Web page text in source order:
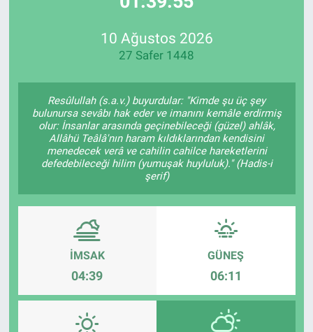
10 Ağustos 2026
27 Safer 1448
Resûlullah (s.a.v.) buyurdular: "Kimde şu üç şey
bulunursa sevâbı hak eder ve imanını kemâle erdirmiş
olur: İnsanlar arasında geçinebileceği (güzel) ahlâk,
Allâhü Teâlâ'nın haram kıldıklarından kendisini
menedecek verâ ve cahilin cahilce hareketlerini
defedebileceği hilim (yumuşak huyluluk)." (Hadis-i
şerif)
İMSAK
04:39
GÜNEŞ
06:11
Özel Haberler
Kadın
Erişim Bilgileri
Sağlık
Teknoloji
Ramazan